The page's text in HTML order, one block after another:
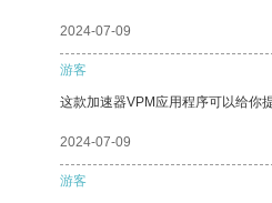
2024-07-09
游客
这款加速器VPM应用程序可以给你
2024-07-09
游客